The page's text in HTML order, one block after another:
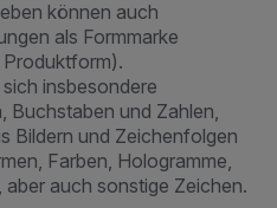
können auch
als Formmarke
insbesondere
Buchstaben und Zahlen,
Bildern und Zeichenfolgen
Farben, Hologramme,
auch sonstige Zeichen.